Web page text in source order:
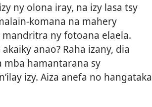
ny olona iray, na izy lasa tsy
komana na mahery
ny fotoana elaela.
anao? Raha izany, dia
mba hamantarana sy
izy. Aiza anefa no hangataka